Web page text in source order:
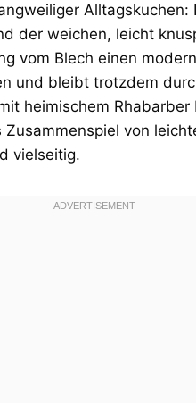
der weichen, leicht
vom Blech einen
und bleibt trotzdem
heimischem
von
vielseitig.